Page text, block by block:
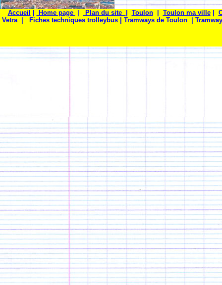
Accueil Home page Plan du site Toulon| Toulon ma ville|
Vetra| Fiches techniques trolleybus Tramways de Toulon